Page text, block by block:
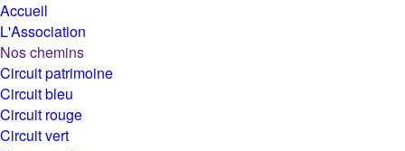
Accueil
L'Association
Nos chemins
Circuit patrimoine
Circuit bleu
Circuit rouge
Circuit vert